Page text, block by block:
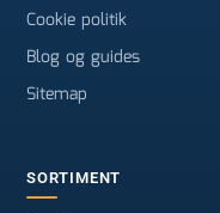
Cookie politik
Blog og guides
Sitemap
SORTIMENT